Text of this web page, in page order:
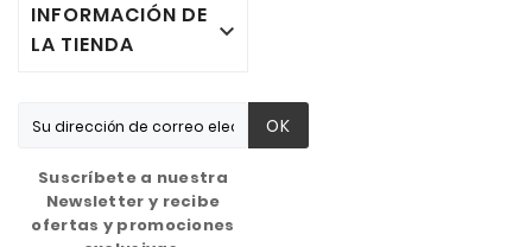
INFORMACIÓN DE
LA TIENDA

OK
Suscríbete a nuestra
Newsletter y recibe
ofertas y promociones